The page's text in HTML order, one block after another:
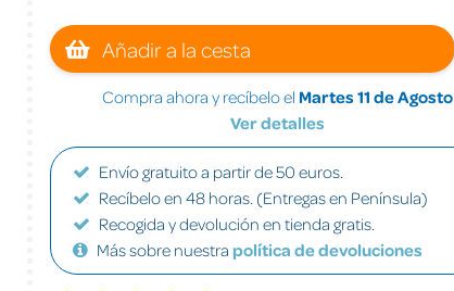
Añadir a la cesta
Compra ahora y recíbelo el Martes 11 de Agosto
Ver detalles
Envío gratuito a partir de 50 euros.
Recíbelo en 48 horas. (Entregas en Península)
Recogida y devolución en tienda gratis.
Más sobre nuestra política de devoluciones